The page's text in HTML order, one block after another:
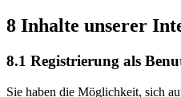
8 Inhalte unserer
8.1 Registrierung als
Sie haben die Möglichkeit, sich